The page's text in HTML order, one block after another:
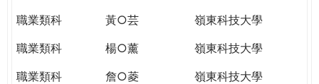
職業類科
黃○芸
嶺東科技大學
職業類科
楊○薰
嶺東科技大學
職業類科
詹○菱
嶺東科技大學